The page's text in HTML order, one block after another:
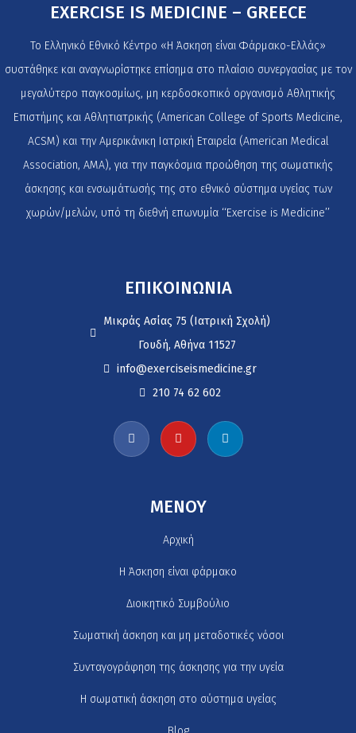
EXERCISE IS MEDICINE – GREECE
Το Ελληνικό Εθνικό Κέντρο «Η Άσκηση είναι Φάρμακο-Ελλάς»
συστάθηκε και αναγνωρίστηκε επίσημα στο πλαίσιο συνεργασίας με τον
μεγαλύτερο παγκοσμίως, μη κερδοσκοπικό οργανισμό Αθλητικής
Επιστήμης και Αθλητιατρικής (American College of Sports Medicine,
ACSM) και την Αμερικάνικη Ιατρική Εταιρεία (American Medical
Association, AMA), για την παγκόσμια προώθηση της σωματικής
άσκησης και ενσωμάτωσής της στο εθνικό σύστημα υγείας των
χωρών/μελών, υπό τη διεθνή επωνυμία ‘‘Exercise is Medicine’’
ΕΠΙΚΟΙΝΩΝΙΑ
Μικράς Ασίας 75 (Ιατρική Σχολή)
Γουδή, Αθήνα 11527
info@exerciseismedicine.gr
210 74 62 602
MENOY
Αρχική
H Άσκηση είναι φάρμακο
Διοικητικό Συμβούλιο
Σωματική άσκηση και μη μεταδοτικές νόσοι
Συνταγογράφηση της άσκησης για την υγεία
Η σωματική άσκηση στο σύστημα υγείας